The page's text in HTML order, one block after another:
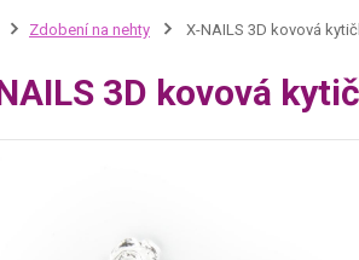
Zdobení na nehty X-NAILS 3D kovová
3D kovová